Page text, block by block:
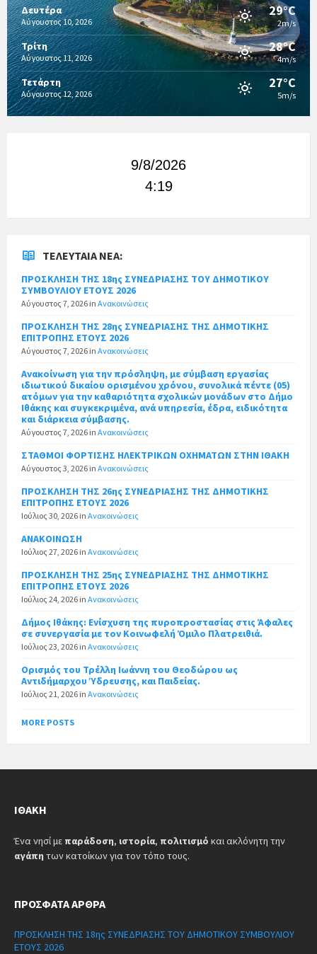
Δευτέρα
Αύγουστος 10, 2026
29°C
2m/s
Τρίτη
Αύγουστος 11, 2026
28°C
4m/s
Τετάρτη
Αύγουστος 12, 2026
27°C
5m/s
9/8/2026
4:19
ΤΕΛΕΥΤΑΊΑ ΝΈΑ:
ΠΡΟΣΚΛΗΣΗ ΤΗΣ 18ης ΣΥΝΕΔΡΙΑΣΗΣ ΤΟΥ ΔΗΜΟΤΙΚΟΥ
ΣΥΜΒΟΥΛΙΟΥ ΕΤΟΥΣ 2026
Αύγουστος 7, 2026 in Ανακοινώσεις
ΠΡΟΣΚΛΗΣΗ ΤΗΣ 28ης ΣΥΝΕΔΡΙΑΣΗΣ ΤΗΣ ΔΗΜΟΤΙΚΗΣ
ΕΠΙΤΡΟΠΗΣ ΕΤΟΥΣ 2026
Αύγουστος 7, 2026 in Ανακοινώσεις
Ανακοίνωση για την πρόσληψη, με σύμβαση εργασίας
ιδιωτικού δικαίου ορισμένου χρόνου, συνολικά πέντε (05)
ατόμων για την καθαριότητα σχολικών μονάδων στο Δήμο
Ιθάκης και συγκεκριμένα, ανά υπηρεσία, έδρα, ειδικότητα
και διάρκεια σύμβασης.
Αύγουστος 7, 2026 in Ανακοινώσεις
ΣΤΑΘΜΟΙ ΦΟΡΤΙΣΗΣ ΗΛΕΚΤΡΙΚΩΝ ΟΧΗΜΑΤΩΝ ΣΤΗΝ ΙΘΑΚΗ
Αύγουστος 3, 2026 in Ανακοινώσεις
ΠΡΟΣΚΛΗΣΗ ΤΗΣ 26ης ΣΥΝΕΔΡΙΑΣΗΣ ΤΗΣ ΔΗΜΟΤΙΚΗΣ
ΕΠΙΤΡΟΠΗΣ ΕΤΟΥΣ 2026
Ιούλιος 30, 2026 in Ανακοινώσεις
ΑΝΑΚΟΙΝΩΣΗ
Ιούλιος 27, 2026 in Ανακοινώσεις
ΠΡΟΣΚΛΗΣΗ ΤΗΣ 25ης ΣΥΝΕΔΡΙΑΣΗΣ ΤΗΣ ΔΗΜΟΤΙΚΗΣ
ΕΠΙΤΡΟΠΗΣ ΕΤΟΥΣ 2026
Ιούλιος 24, 2026 in Ανακοινώσεις
Δήμος Ιθάκης: Ενίσχυση της πυροπροστασίας στις Άφαλες
σε συνεργασία με τον Κοινωφελή Όμιλο Πλατρειθιά.
Ιούλιος 23, 2026 in Ανακοινώσεις
Ορισμός του Τρέλλη Ιωάννη του Θεοδώρου ως
Αντιδήμαρχου Ύδρευσης, και Παιδείας.
Ιούλιος 21, 2026 in Ανακοινώσεις
MORE POSTS
ΙΘΆΚΗ
Ένα νησί με παράδοση, ιστορία, πολιτισμό και ακλόνητη την
αγάπη των κατοίκων για τον τόπο τους.
ΠΡΌΣΦΑΤΑ ΆΡΘΡΑ
ΠΡΟΣΚΛΗΣΗ ΤΗΣ 18ης ΣΥΝΕΔΡΙΑΣΗΣ ΤΟΥ ΔΗΜΟΤΙΚΟΥ ΣΥΜΒΟΥΛΙΟΥ
ΕΤΟΥΣ 2026